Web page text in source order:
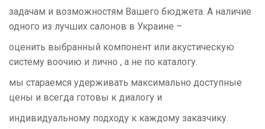
задачам и возможностям Вашего бюджета. А наличие
одного из лучших салонов в Украине –
оценить выбранный компонент или акустическую
систему воочию и лично , а не по каталогу.
мы стараемся удерживать максимально доступные
цены и всегда готовы к диалогу и
индивидуальному подходу к каждому заказчику.